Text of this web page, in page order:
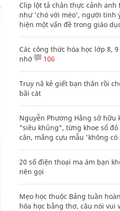
Clip lột tả chân thực cảnh anh
như 'chó với mèo', người tinh
hiện một vấn đề trong giáo
Các công thức hóa học lớp 8,
nhớ
106
Truy nã kẻ giết bạn thân rồi
bãi cát
Nguyễn Phương Hằng sở hữu
"siêu khủng", từng khoe sổ
cân, mắng cựu mẫu 'không
20 số điện thoại ma ám bạn
nên gọi
Mẹo học thuộc Bảng tuần
hóa học bằng thơ, câu nói vui